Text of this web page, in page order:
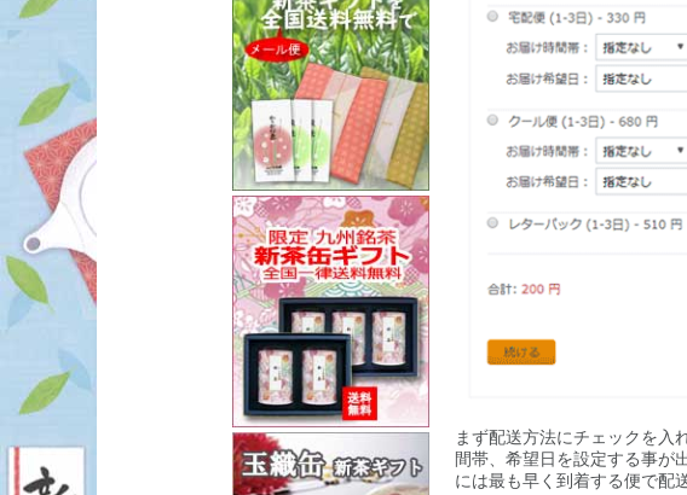
まず配送方法にチェックを入
間帯、希望日を設定する事が
には最も早く到着する便で配